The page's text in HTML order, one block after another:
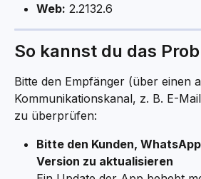
Web: 2.2132.6
So kannst du das
Bitte den Empfänger (über einen
Kommunikationskanal, z. B. E-
zu überprüfen:
Bitte den Kunden,
Version zu aktualisieren